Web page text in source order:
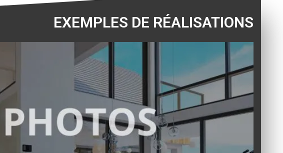
EXEMPLES DE RÉALISATIONS